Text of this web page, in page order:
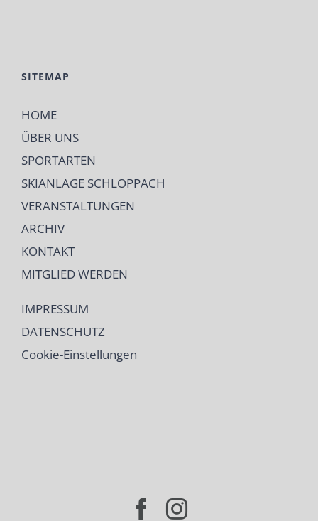
SITEMAP
HOME
ÜBER UNS
SPORTARTEN
SKIANLAGE SCHLOPPACH
VERANSTALTUNGEN
ARCHIV
KONTAKT
MITGLIED WERDEN
IMPRESSUM
DATENSCHUTZ
Cookie-Einstellungen
Facebook
Instagram